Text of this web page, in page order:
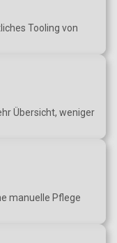
Tooling von
Übersicht, weniger
manuelle Pflege